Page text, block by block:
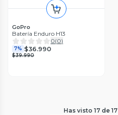
GoPro
Batería Enduro H13
0(0)
7% $36.990
$39.990
Has visto 17de 17